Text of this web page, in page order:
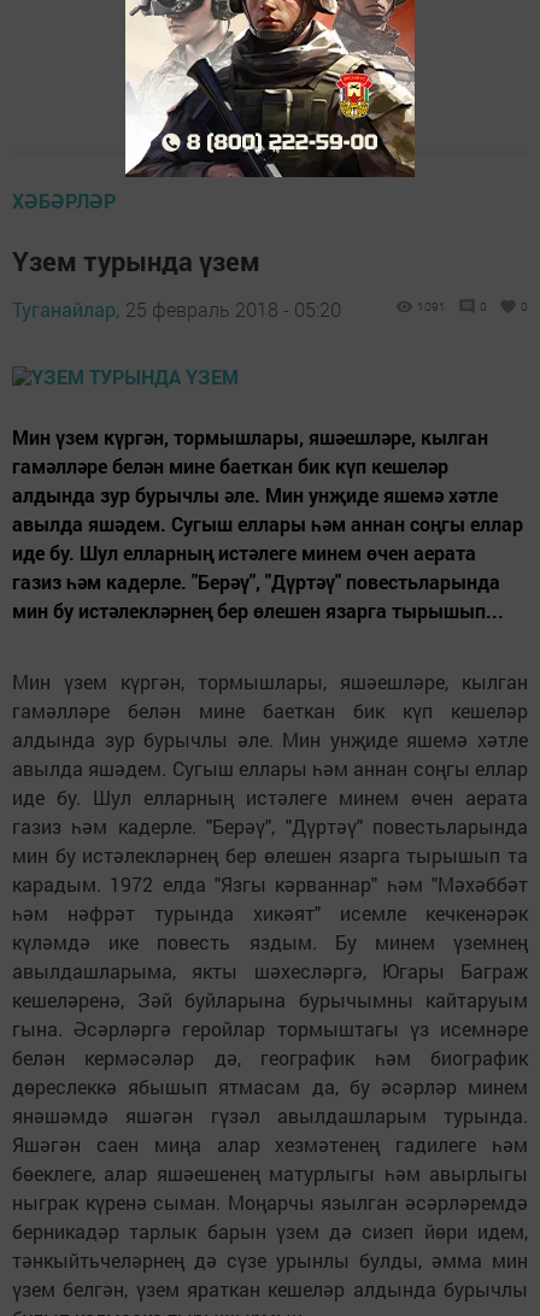
ХӘБӘРЛӘР
Үзем турында үзем
Туганайлар, 25 февраль 2018 - 05:20 1091 0 0
Мин үзем күргән, тормышлары, яшәешләре, кылган
гамәлләре белән мине баеткан бик күп кешеләр
алдында зур бурычлы әле. Мин унҗиде яшемә хәтле
авылда яшәдем. Сугыш еллары һәм аннан соңгы еллар
иде бу. Шул елларның истәлеге минем өчен аерата
газиз һәм кадерле. "Берәү", "Дүртәү" повестьларында
мин бу истәлекләрнең бер өлешен язарга тырышып...
Мин үзем күргән, тормышлары, яшәешләре, кылган
гамәлләре белән мине баеткан бик күп кешеләр
алдында зур бурычлы әле. Мин унҗиде яшемә хәтле
авылда яшәдем. Сугыш еллары һәм аннан соңгы еллар
иде бу. Шул елларның истәлеге минем өчен аерата
газиз һәм кадерле. "Берәү", "Дүртәү" повестьларында
мин бу истәлекләрнең бер өлешен язарга тырышып та
карадым. 1972 елда "Язгы кәрваннар" һәм "Мәхәббәт
һәм нәфрәт турында хикәят" исемле кечкенәрәк
күләмдә ике повесть яздым. Бу минем үземнең
авылдашларыма, якты шәхесләргә, Югары Баграж
кешеләренә, Зәй буйларына бурычымны кайтаруым
гына. Әсәрләргә геройлар тормыштагы үз исемнәре
белән кермәсәләр дә, географик һәм биографик
дөреслеккә ябышып ятмасам да, бу әсәрләр минем
янәшәмдә яшәгән гүзәл авылдашларым турында.
Яшәгән саен миңа алар хезмәтенең гадилеге һәм
бөеклеге, алар яшәешенең матурлыгы һәм авырлыгы
ныграк күренә сыман. Моңарчы язылган әсәрләремдә
берникадәр тарлык барын үзем дә сизеп йөри идем,
тәнкыйтьчеләрнең дә сүзе урынлы булды, әмма мин
үзем белгән, үзем яраткан кешеләр алдында бурычлы